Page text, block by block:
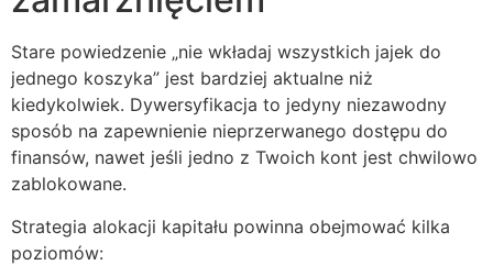
Stare powiedzenie „nie wkładaj wszystkich jajek do
jednego koszyka” jest bardziej aktualne niż
kiedykolwiek. Dywersyfikacja to jedyny niezawodny
sposób na zapewnienie nieprzerwanego dostępu do
finansów, nawet jeśli jedno z Twoich kont jest chwilowo
zablokowane.
Strategia alokacji kapitału powinna obejmować kilka
poziomów: